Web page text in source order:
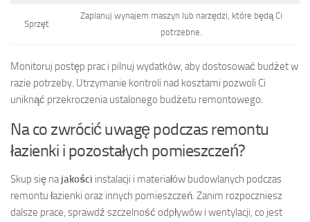
Sprzęt
Zaplanuj wynajem maszyn lub narzędzi, które będą Ci
potrzebne.
Monitoruj postęp prac i pilnuj wydatków, aby dostosować budżet w
razie potrzeby. Utrzymanie kontroli nad kosztami pozwoli Ci
uniknąć przekroczenia ustalonego budżetu remontowego.
Na co zwrócić uwagę podczas remontu
łazienki i pozostałych pomieszczeń?
Skup się najakości instalacji i materiałów budowlanych podczas
remontu łazienki oraz innych pomieszczeń. Zanim rozpoczniesz
dalsze prace, sprawdź szczelność odpływów i wentylacji, co jest